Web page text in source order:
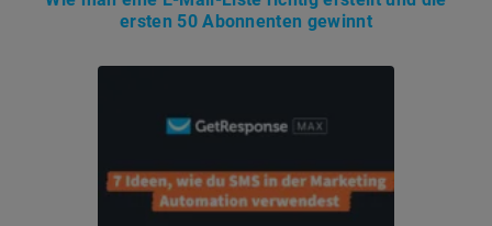
ersten 50 Abonnenten gewinnt